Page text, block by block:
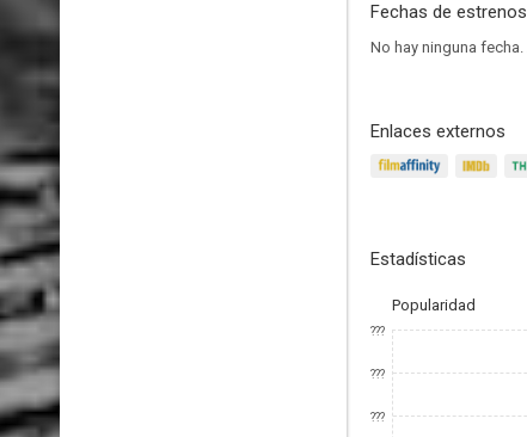
Fechas de estrenos
No hay ninguna fecha.
Enlaces externos
Estadísticas
Popularidad
???
???
???